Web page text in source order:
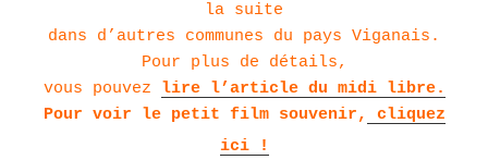
la suite
dans d’autres communes du pays Viganais.
Pour plus de détails,
vous pouvez lire l’article du midi libre.
Pour voir le petit film souvenir,
cliquez
ici !